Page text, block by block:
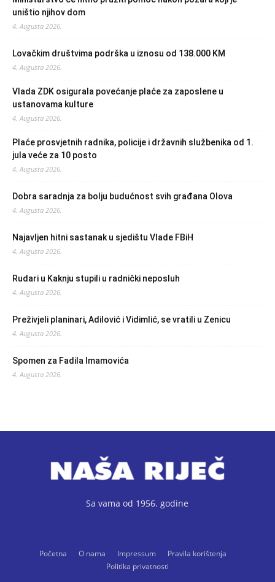
uništio njihov dom
4. Augusta 2026.
Lovačkim društvima podrška u iznosu od 138.000 KM
4. Augusta 2026.
Vlada ZDK osigurala povećanje plaće za zaposlene u
ustanovama kulture
4. Augusta 2026.
Plaće prosvjetnih radnika, policije i državnih službenika od 1.
jula veće za 10 posto
4. Augusta 2026.
Dobra saradnja za bolju budućnost svih građana Olova
4. Augusta 2026.
Najavljen hitni sastanak u sjedištu Vlade FBiH
4. Augusta 2026.
Rudari u Kaknju stupili u radnički neposluh
4. Augusta 2026.
Preživjeli planinari, Adilović i Vidimlić, se vratili u Zenicu
4. Augusta 2026.
Spomen za Fadila Imamovića
4. Augusta 2026.
Sa vama od 1956. godine
Početna O nama Impressum
Pravila korištenja
Politika privatnosti